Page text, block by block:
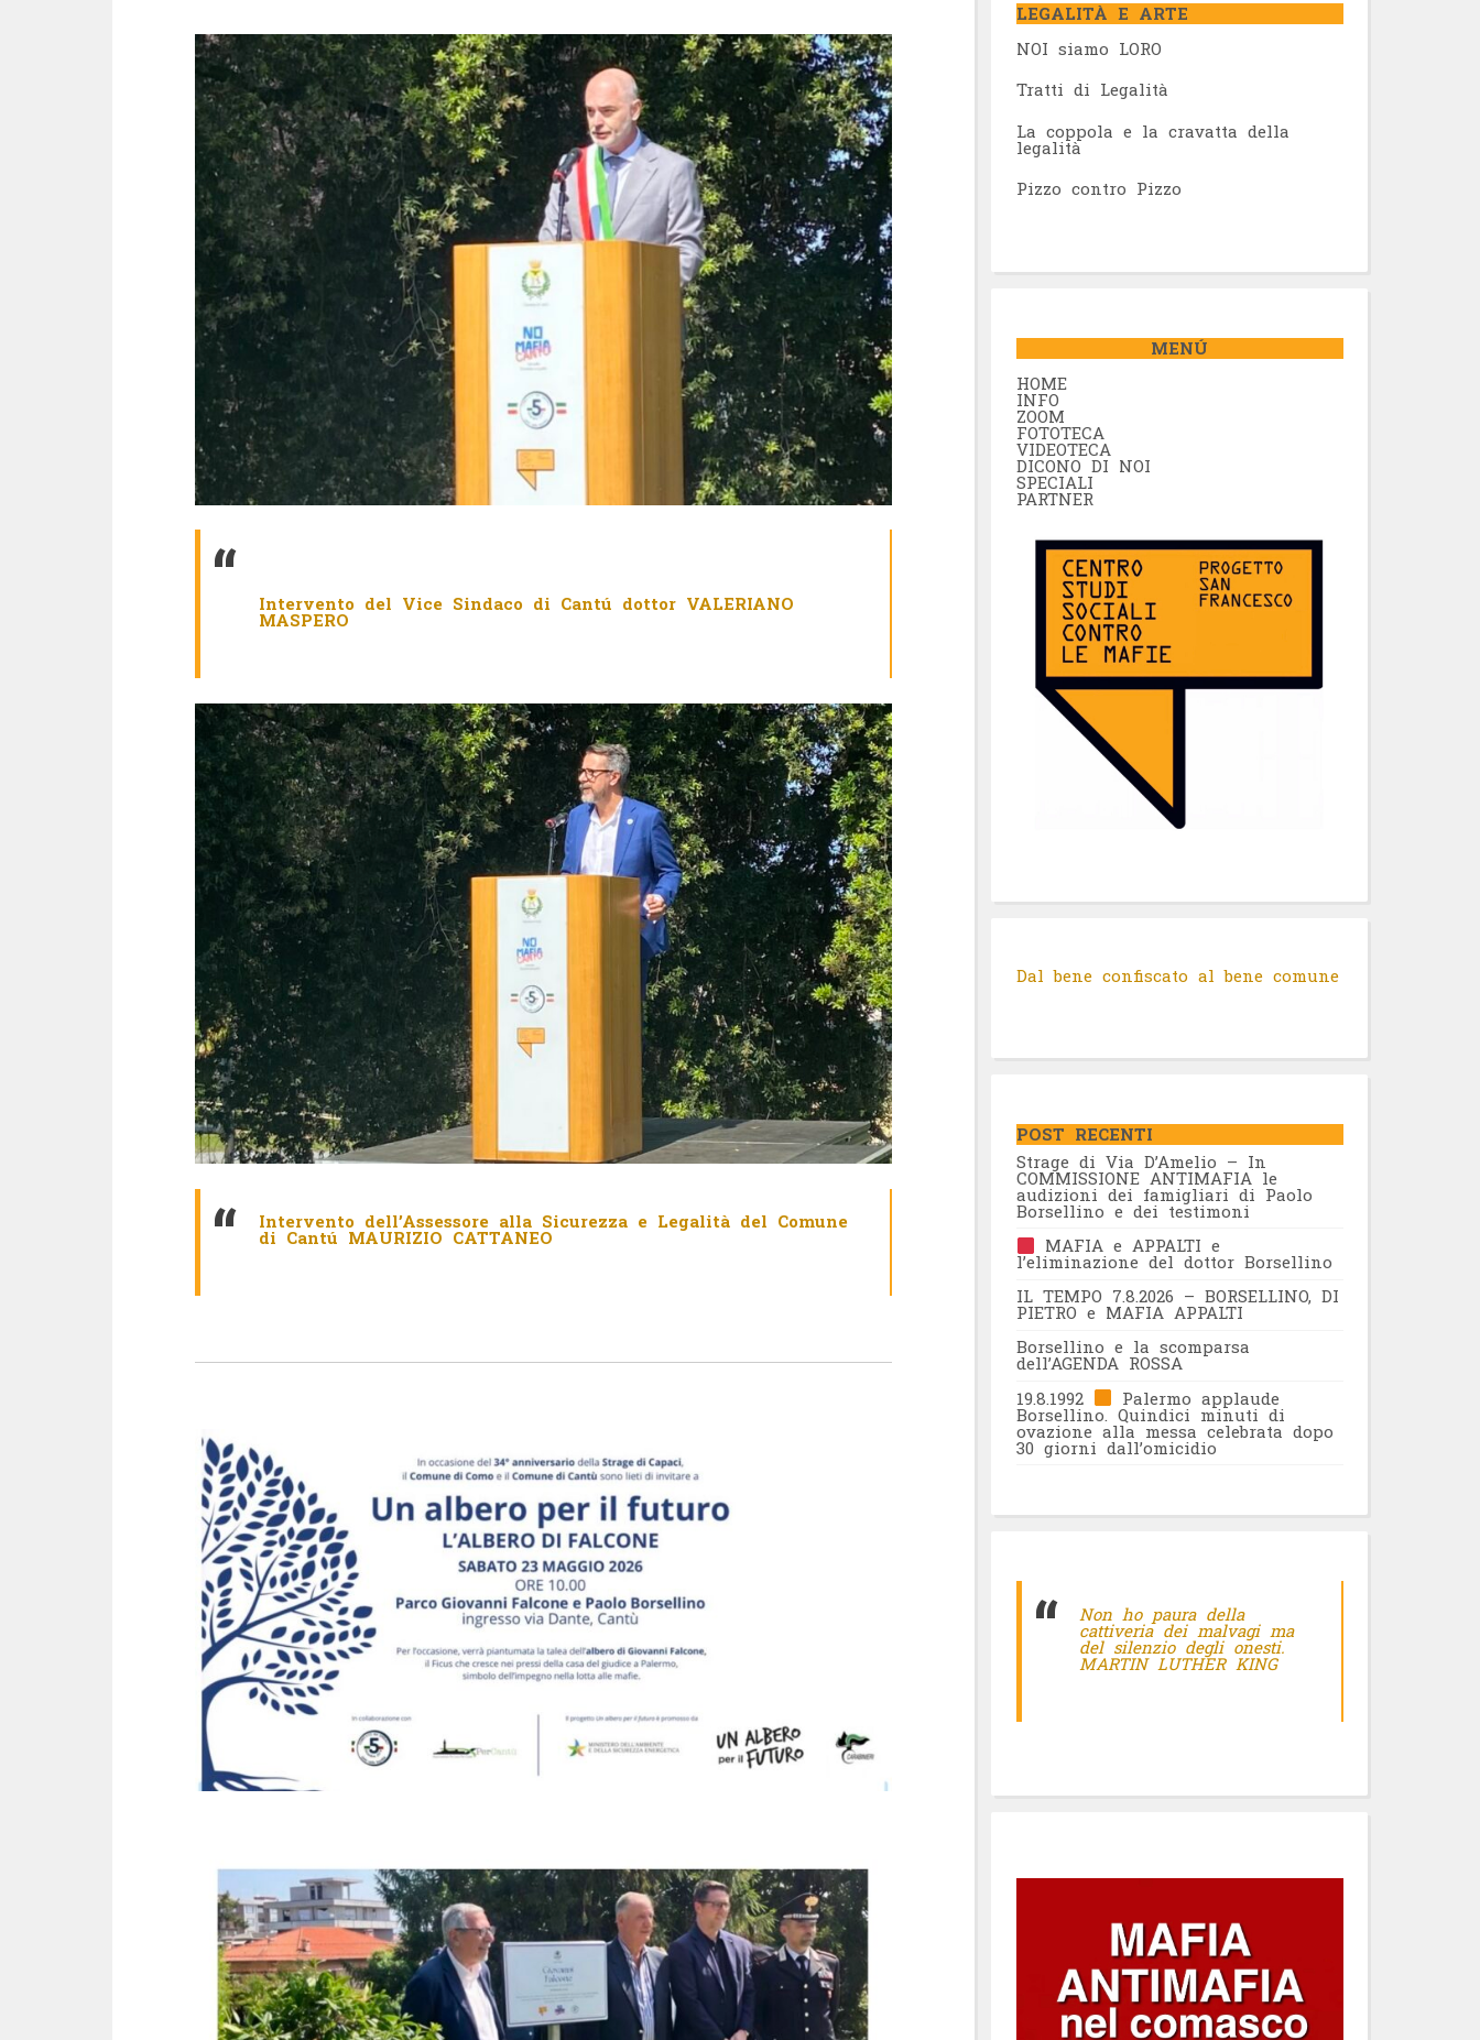
Intervento del Vice Sindaco di Cantú dottor VALERIANO
MASPERO
Intervento dell’Assessore alla Sicurezza e Legalità del Comune
di Cantú MAURIZIO CATTANEO
LEGALITÀ E ARTE
NOI siamo LORO
Tratti di Legalità
La coppola e la cravatta della
legalità
Pizzo contro Pizzo
MENÚ
HOME
INFO
ZOOM
FOTOTECA
VIDEOTECA
DICONO DI NOI
SPECIALI
PARTNER
Dal bene confiscato al bene comune
POST RECENTI
Strage di Via D’Amelio – In
COMMISSIONE ANTIMAFIA le
audizioni dei famigliari di Paolo
Borsellino e dei testimoni
MAFIA e APPALTI e
l’eliminazione del dottor Borsellino
IL TEMPO 7.8.2026 – BORSELLINO, DI
PIETRO e MAFIA APPALTI
Borsellino e la scomparsa
dell’AGENDA ROSSA
19.8.1992
Palermo applaude
Borsellino. Quindici minuti di
ovazione alla messa celebrata dopo
30 giorni dall’omicidio
Non ho paura della
cattiveria dei malvagi ma
del silenzio degli onesti.
MARTIN LUTHER KING